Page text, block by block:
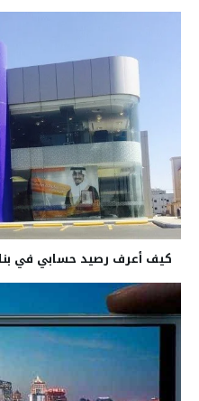
كيف أعرف رصيد حسابي في